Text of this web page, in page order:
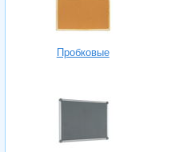
Пробковые